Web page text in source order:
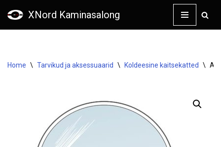
XNord Kaminasalong
Home \ Tarvikud ja aksessuaarid \ Koldeesine kaitsekatted \